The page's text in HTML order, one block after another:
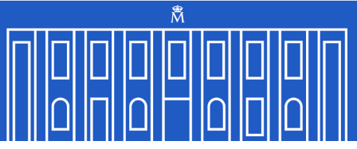
Show/Hide
Show/Hide
Show/Hide